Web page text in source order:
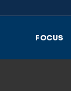
FOCUS